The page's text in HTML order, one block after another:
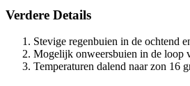
Verdere Details
Stevige regenbuien in de ochtend
Mogelijk onweersbuien in de loop
Temperaturen dalend naar zon 16